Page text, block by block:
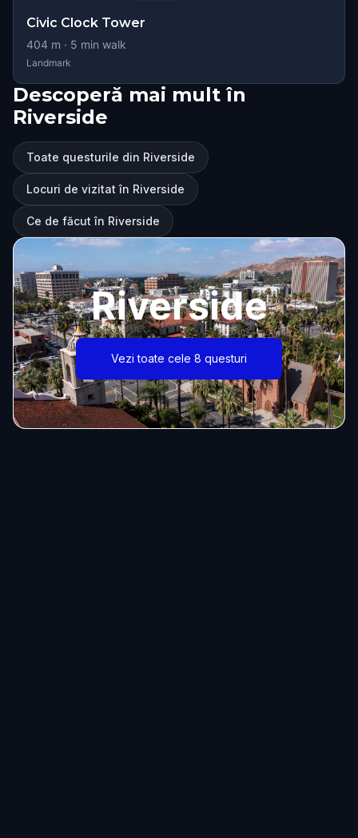
Civic Clock Tower
404 m · 5 min walk
Landmark
Descoperă mai mult în
Riverside
Toate questurile din Riverside
Locuri de vizitat în Riverside
Ce de făcut în Riverside
Riverside
Vezi toate cele 8 questuri